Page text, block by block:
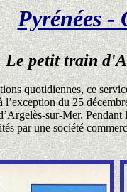
Pyrénées -
Le petit train
quotidiennes, ce
l’exception du 25
sur-Mer.
par une société